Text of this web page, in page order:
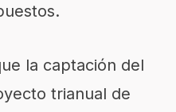
la captación del
trianual de